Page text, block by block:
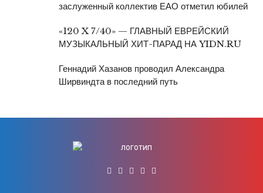
заслуженный коллектив ЕАО отметил юбилей
«120 X 7/40» — ГЛАВНЫЙ ЕВРЕЙСКИЙ
МУЗЫКАЛЬНЫЙ ХИТ-ПАРАД НА YIDN.RU
Геннадий Хазанов проводил Александра
Ширвиндта в последний путь